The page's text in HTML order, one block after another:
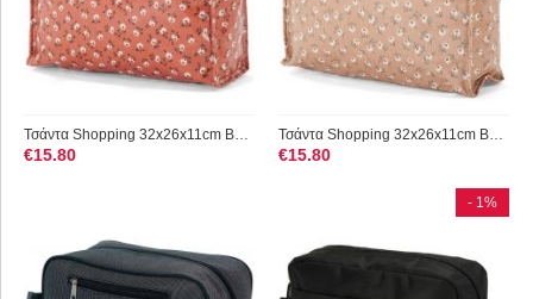
Τσάντα Shopping 32x26x11cm Benzi BZ5397 Κοραλί
€15.80
Τσάντα Shopping 32x26x11cm Benzi BZ5397 Σομόν
€15.80
- 1%